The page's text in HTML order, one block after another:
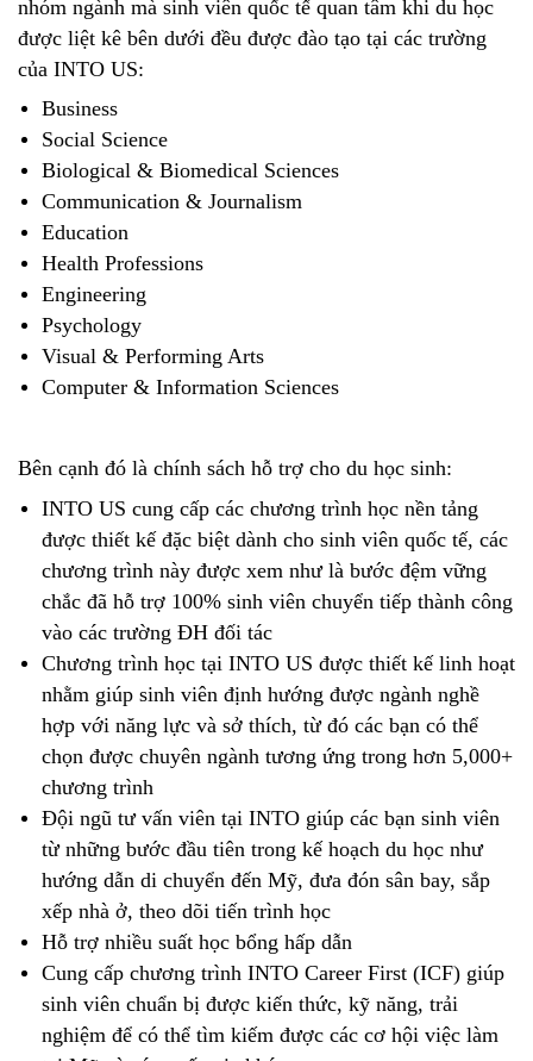
nhóm ngành mà sinh viên quốc tế quan tâm khi du học
được liệt kê bên dưới đều được đào tạo tại các trường
của INTO US:
Business
Social Science
Biological & Biomedical Sciences
Communication & Journalism
Education
Health Professions
Engineering
Psychology
Visual & Performing Arts
Computer & Information Sciences
Bên cạnh đó là chính sách hỗ trợ cho du học sinh:
INTO US cung cấp các chương trình học nền tảng
được thiết kế đặc biệt dành cho sinh viên quốc tế, các
chương trình này được xem như là bước đệm vững
chắc đã hỗ trợ 100% sinh viên chuyển tiếp thành công
vào các trường ĐH đối tác
Chương trình học tại INTO US được thiết kế linh hoạt
nhằm giúp sinh viên định hướng được ngành nghề
hợp với năng lực và sở thích, từ đó các bạn có thể
chọn được chuyên ngành tương ứng trong hơn 5,000+
chương trình
Đội ngũ tư vấn viên tại INTO giúp các bạn sinh viên
từ những bước đầu tiên trong kế hoạch du học như
hướng dẫn di chuyển đến Mỹ, đưa đón sân bay, sắp
xếp nhà ở, theo dõi tiến trình học
Hỗ trợ nhiều suất học bổng hấp dẫn
Cung cấp chương trình INTO Career First (ICF) giúp
sinh viên chuẩn bị được kiến thức, kỹ năng, trải
nghiệm để có thể tìm kiếm được các cơ hội việc làm